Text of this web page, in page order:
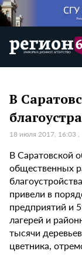
В
18 июля 2017, 16:03
В Саратовской
общественных
привели в
предприятий и
лагерей и
тысячи
цветника,